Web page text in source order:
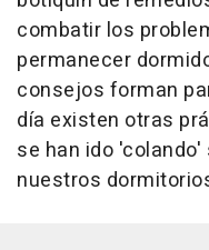
combatir los
permanecer
consejos forman
día existen otras
se han ido
nuestros